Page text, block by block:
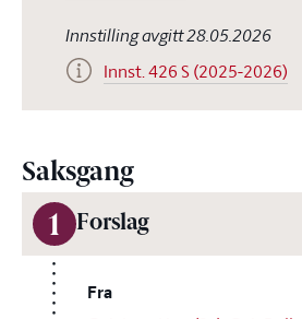
Innstilling avgitt 28.05.2026
Innst. 426 S (2025-2026)
Saksgang
1 Forslag
Fra